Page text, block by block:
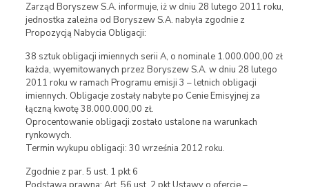
Zarząd Boryszew S.A. informuje, iż w dniu 28 lutego 2011 roku,
jednostka zależna od Boryszew S.A. nabyła zgodnie z
Propozycją Nabycia Obligacji:
38 sztuk obligacji imiennych serii A, o nominale 1.000.000,00 zł
każda, wyemitowanych przez Boryszew S.A. w dniu 28 lutego
2011 roku w ramach Programu emisji 3 – letnich obligacji
imiennych. Obligacje zostały nabyte po Cenie Emisyjnej za
łączną kwotę 38.000.000,00 zł.
Oprocentowanie obligacji zostało ustalone na warunkach
rynkowych.
Termin wykupu obligacji: 30 września 2012 roku.
Zgodnie z par. 5 ust. 1 pkt 6